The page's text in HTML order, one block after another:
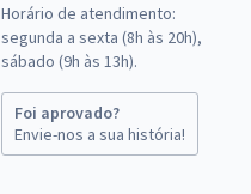
Horário de atendimento:
segunda a sexta (8h às 20h),
sábado (9h às 13h).
Foi aprovado?
Envie-nos a sua história!